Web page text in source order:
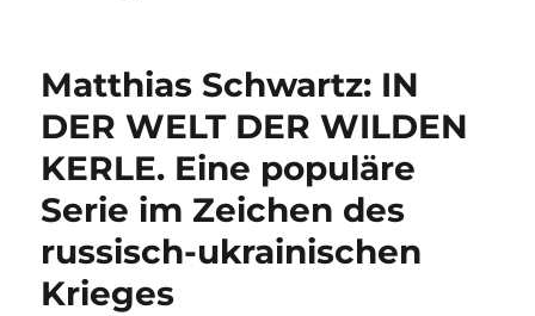
Matthias Schwartz: IN
DER WELT DER WILDEN
KERLE. Eine populäre
Serie im Zeichen des
russisch-ukrainischen
Krieges